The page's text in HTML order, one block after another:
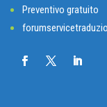
Preventivo gratuito